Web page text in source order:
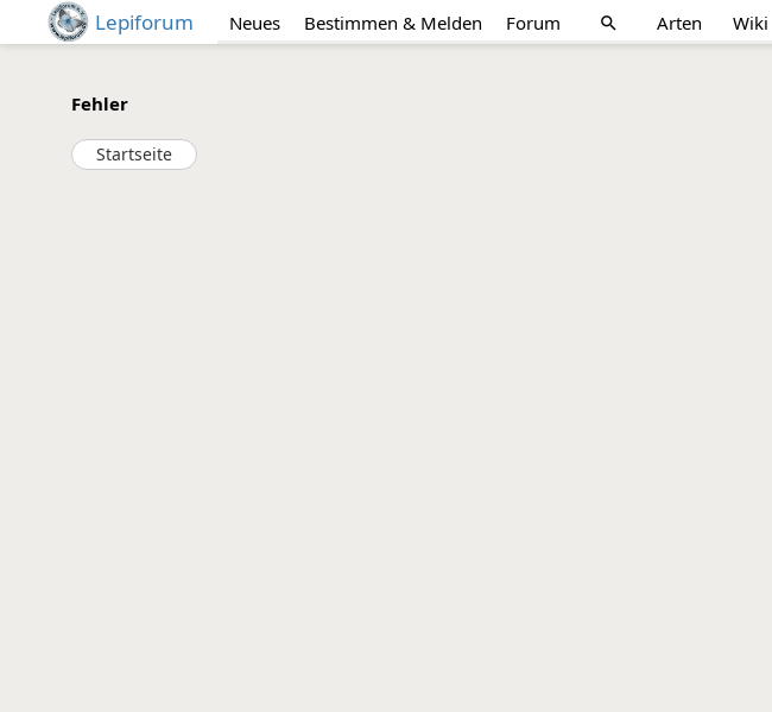
Lepiforum Neues Bestimmen & Melden Forum search Arten Wiki
Fehler
Startseite